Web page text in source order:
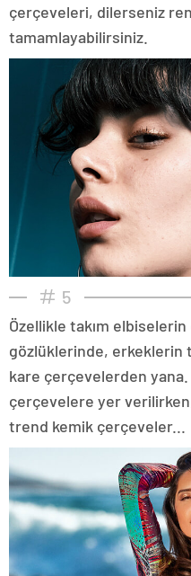
çerçeveleri, dilerseniz
tamamlayabilirsiniz.
5
Özellikle takım
gözlüklerinde, erkeklerin
kare çerçevelerden
çerçevelere yer
trend kemik çerçeveler...